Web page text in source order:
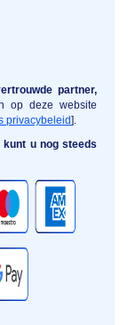
partner,
op deze website
privacybeleid].
u nog steeds